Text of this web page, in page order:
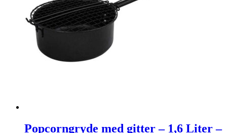
Popcorngryde med gitter – 1,6 Liter –